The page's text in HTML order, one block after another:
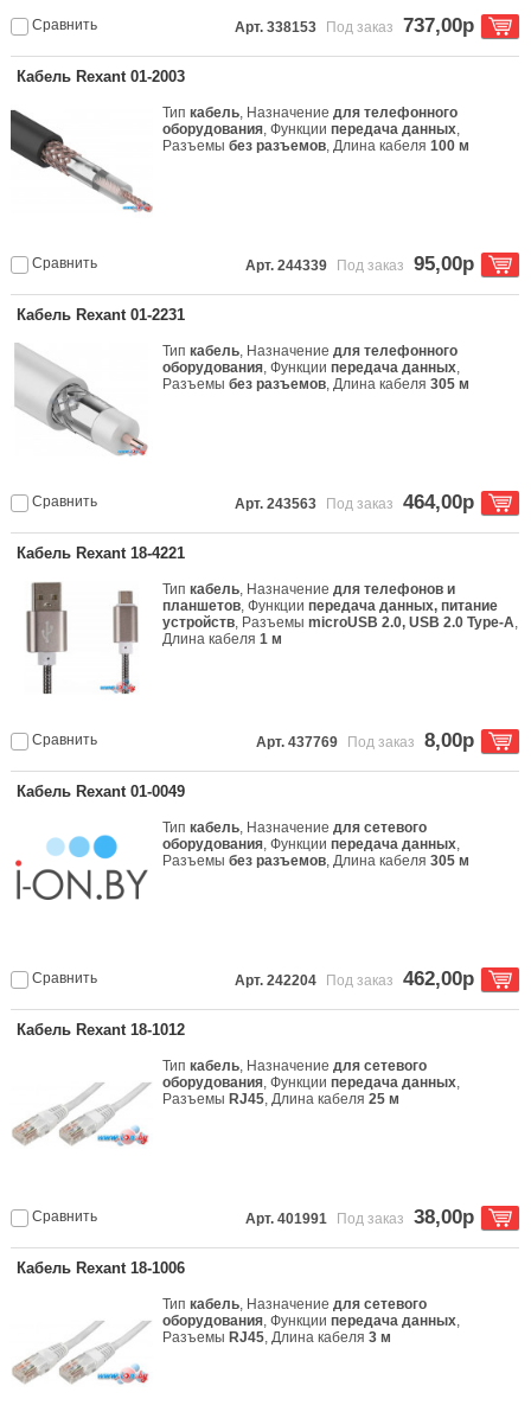
Сравнить Арт. 338153 Под заказ 737,00р
Кабель Rexant 01-2003
Типкабель, Назначениедля телефонного
оборудования, Функциипередача данных,
Разъемыбез разъемов, Длина кабеля100 м
Сравнить Арт. 244339 Под заказ 95,00р
Кабель Rexant 01-2231
Типкабель, Назначениедля телефонного
оборудования, Функциипередача данных,
Разъемыбез разъемов, Длина кабеля305 м
Сравнить Арт. 243563 Под заказ 464,00р
Кабель Rexant 18-4221
Типкабель, Назначениедля телефонов и
планшетов, Функциипередача данных, питание
устройств, РазъемыmicroUSB 2.0, USB 2.0 Type-A,
Длина кабеля1 м
Сравнить Арт. 437769 Под заказ 8,00р
Кабель Rexant 01-0049
Типкабель, Назначениедля сетевого
оборудования, Функциипередача данных,
Разъемыбез разъемов, Длина кабеля305 м
Сравнить Арт. 242204 Под заказ 462,00р
Кабель Rexant 18-1012
Типкабель, Назначениедля сетевого
оборудования, Функциипередача данных,
Разъемы RJ45, Длина кабеля25 м
Сравнить Арт. 401991 Под заказ 38,00р
Кабель Rexant 18-1006
Типкабель, Назначениедля сетевого
оборудования, Функциипередача данных,
Разъемы RJ45, Длина кабеля3 м